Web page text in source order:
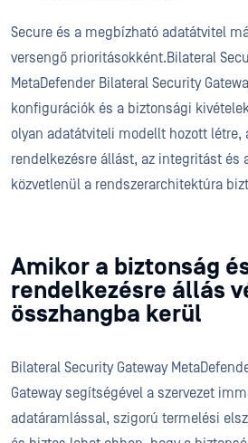
Secure és a megbízható adatátvitel
versengő prioritásokként.Bilateral
MetaDefender Bilateral Security
konfigurációk és a biztonsági
olyan adatátviteli modellt hozott létre,
rendelkezésre állást, az integritást és
közvetlenül a rendszerarchitektúra
Amikor a biztonság
rendelkezésre állás
összhangba kerül
Bilateral Security Gateway
Gateway segítségével a szervezet
adatáramlással, szigorú termelési